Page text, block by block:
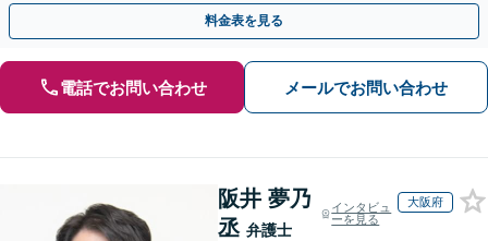
全個室】
料金表を見る
電話でお問い合わせ メールでお問い合わせ
阪井 夢乃
丞 弁護士
インタビュ
ーを見る
大阪府